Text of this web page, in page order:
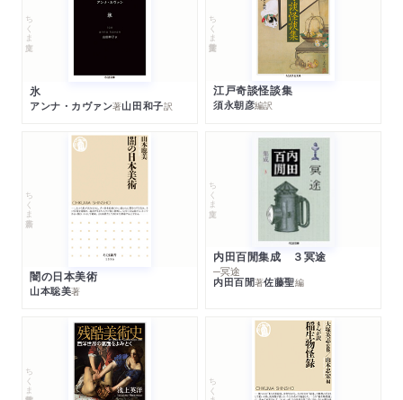
ちくま文庫
氷
アンナ・カヴァン著山田和子訳
ちくま学芸文庫
江戸奇談怪談集
須永朝彦編訳
ちくま新書
闇の日本美術
山本聡美著
ちくま文庫
内田百閒集成 ３冥途
─冥途
内田百閒著佐藤聖編
ちくま学芸文庫 ちくま新書